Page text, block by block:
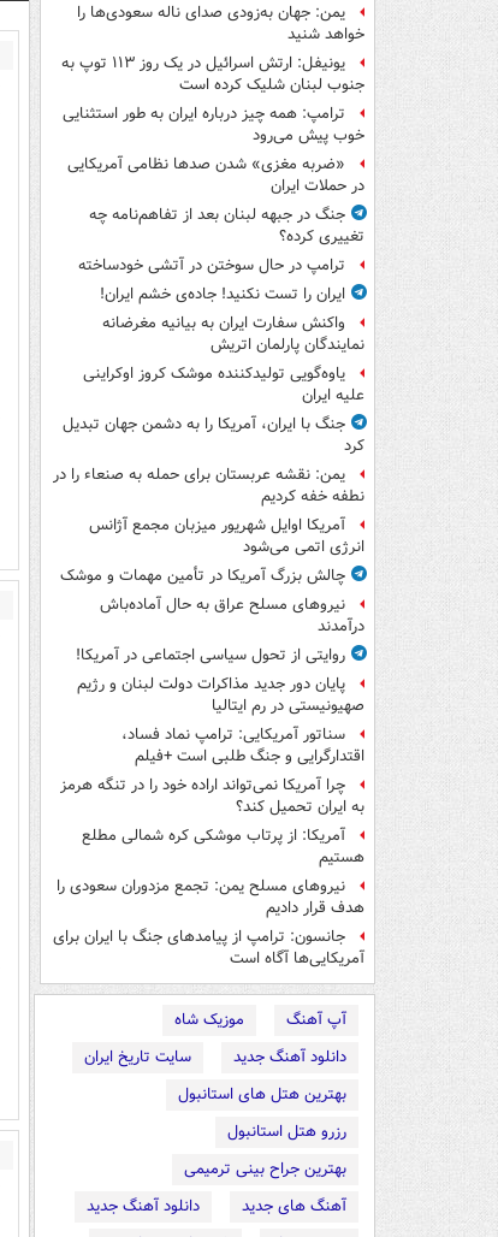
یمن: جهان به‌زودی صدای ناله سعودی‌ها را
خواهد شنید
یونیفل: ارتش اسرائیل در یک روز ۱۱۳ توپ به
جنوب لبنان شلیک کرده است
ترامپ: همه چیز درباره ایران به طور استثنایی
خوب پیش می‌رود
«ضربه مغزی» شدن صدها نظامی آمریکایی
در حملات ایران
جنگ در جبهه لبنان بعد از تفاهم‌نامه چه
تغییری کرده؟
ترامپ در حال سوختن در آتشی خودساخته
ایران را تست نکنید! جاده‌ی خشم ایران!
واکنش سفارت ایران به بیانیه مغرضانه
نمایندگان پارلمان اتریش
یاوه‌گویی تولیدکننده موشک کروز اوکراینی
علیه ایران
جنگ با ایران، آمریکا را به دشمن جهان تبدیل
کرد
یمن: نقشه عربستان برای حمله به صنعاء را در
نطفه خفه کردیم
آمریکا اوایل شهریور میزبان مجمع آژانس
انرژی اتمی می‌شود
چالش بزرگ آمریکا در تأمین مهمات و موشک
نیروهای مسلح عراق به حال آماده‌باش
درآمدند
روایتی از تحول سیاسی اجتماعی در آمریکا!
پایان دور جدید مذاکرات دولت لبنان و رژیم
صهیونیستی در رم ایتالیا
سناتور آمریکایی: ترامپ نماد فساد،
اقتدارگرایی و جنگ طلبی است +فیلم
چرا آمریکا نمی‌تواند اراده خود را در تنگه هرمز
به ایران تحمیل کند؟
آمریکا: از پرتاب موشکی کره شمالی مطلع
هستیم
نیروهای مسلح یمن: تجمع مزدوران سعودی را
هدف قرار دادیم
جانسون: ترامپ از پیامدهای جنگ با ایران برای
آمریکایی‌ها آگاه است
آپ آهنگ
موزیک شاه
دانلود آهنگ جدید
سایت تاریخ ایران
بهترین هتل های استانبول
رزرو هتل استانبول
بهترین جراح بینی ترمیمی
آهنگ های جدید
دانلود آهنگ جدید